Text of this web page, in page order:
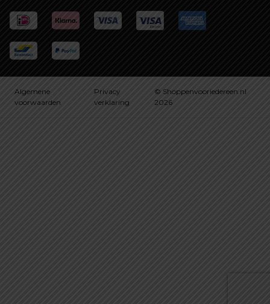
Algemene
voorwaarden
Privacy
verklaring
© Shoppenvooriedereen.nl
2026